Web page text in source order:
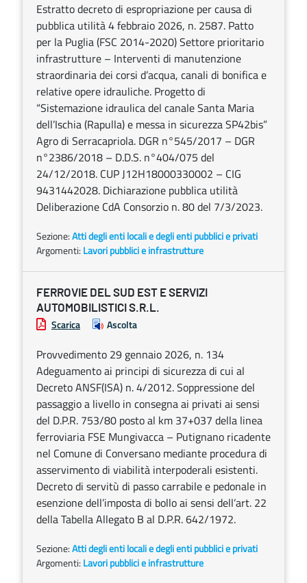
Estratto decreto di espropriazione per causa di
pubblica utilità 4 febbraio 2026, n. 2587. Patto
per la Puglia (FSC 2014-2020) Settore prioritario
infrastrutture – Interventi di manutenzione
straordinaria dei corsi d’acqua, canali di bonifica e
relative opere idrauliche. Progetto di
“Sistemazione idraulica del canale Santa Maria
dell’Ischia (Rapulla) e messa in sicurezza SP42bis”
Agro di Serracapriola. DGR n°545/2017 – DGR
n°2386/2018 – D.D.S. n°404/075 del
24/12/2018. CUP J12H18000330002 – CIG
9431442028. Dichiarazione pubblica utilità
Deliberazione CdA Consorzio n. 80 del 7/3/2023.
Sezione:Atti degli enti locali e degli enti pubblici e privati
Argomenti: Lavori pubblici e infrastrutture
FERROVIE DEL SUD EST E SERVIZI
AUTOMOBILISTICI S.R.L.
Scarica Ascolta
Provvedimento 29 gennaio 2026, n. 134
Adeguamento ai principi di sicurezza di cui al
Decreto ANSF(ISA) n. 4/2012. Soppressione del
passaggio a livello in consegna ai privati ai sensi
del D.P.R. 753/80 posto al km 37+037 della linea
ferroviaria FSE Mungivacca – Putignano ricadente
nel Comune di Conversano mediante procedura di
asservimento di viabilità interpoderali esistenti.
Decreto di servitù di passo carrabile e pedonale in
esenzione dell’imposta di bollo ai sensi dell’art. 22
della Tabella Allegato B al D.P.R. 642/1972.
Sezione:Atti degli enti locali e degli enti pubblici e privati
Argomenti: Lavori pubblici e infrastrutture